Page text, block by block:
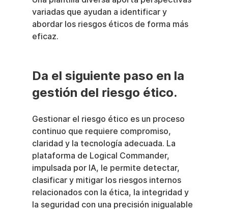
variadas que ayudan a identificar y
abordar los riesgos éticos de forma más
eficaz.
Da el siguiente paso en la
gestión del riesgo ético.
Gestionar el riesgo ético es un proceso
continuo que requiere compromiso,
claridad y la tecnología adecuada. La
plataforma de Logical Commander,
impulsada por IA, le permite detectar,
clasificar y mitigar los riesgos internos
relacionados con la ética, la integridad y
la seguridad con una precisión inigualable